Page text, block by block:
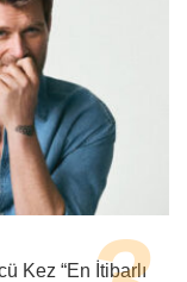
Kez “En İtibarlı